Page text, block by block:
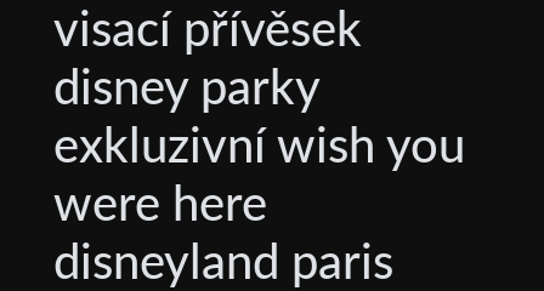
visací přívěsek
disney parky
exkluzivní wish you
were here
disneyland paris